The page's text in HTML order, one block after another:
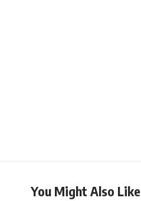
You Might Also Like